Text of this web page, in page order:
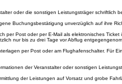
oder die sonstigen Leistungsträger schriftlich
Buchungsbestätigung unverzüglich auf ihre
per Post oder per E-Mail als elektronisches
nur bis zu drei Tage vor Abflug
per Post oder am Flughafenschalter. Für
der Veranstalter oder sonstigen
der Leistungen auf Vorsatz und grobe